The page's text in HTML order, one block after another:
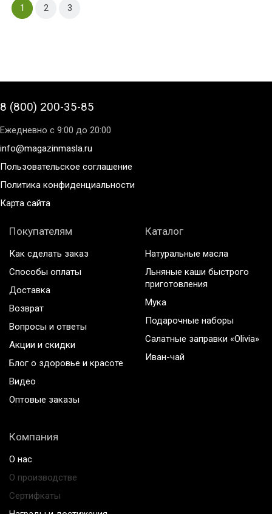
1 2 3
8 (800) 200-35-85
Ежедневно с 9:00 до 20:00
info@magazinmasla.ru
Пользовательское соглашение
Политика конфиденциальности
Карта сайта
Покупателям
Как сделать заказ
Способы оплаты
Доставка
Возврат
Вопросы и ответы
Акции и скидки
Блог о здоровье и красоте
Видео
Оптовые заказы
Каталог
Натуральные масла
Льняные каши быстрого
приготовления
Мука
Подарочные наборы
Салатные заправки «Olivia»
Иван-чай
Компания
О нас
О производстве
Сертифкаты